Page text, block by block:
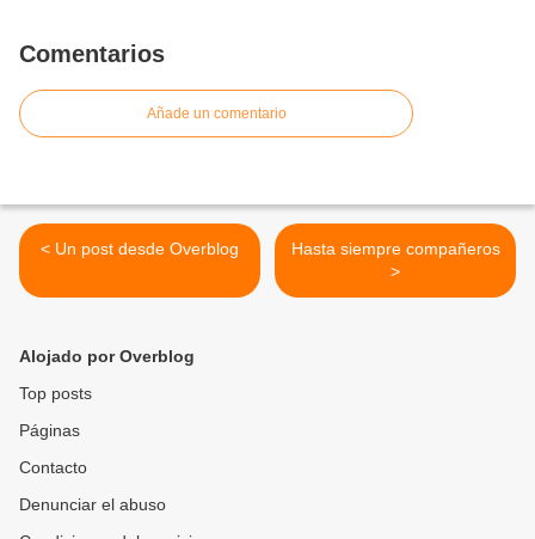
Comentarios
Añade un comentario
< Un post desde Overblog
Hasta siempre compañeros
>
Alojado por Overblog
Top posts
Páginas
Contacto
Denunciar el abuso